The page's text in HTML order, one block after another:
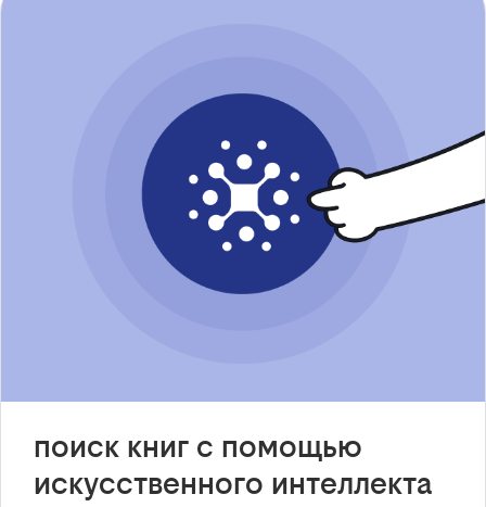
поиск книг с помощью
искусственного интеллекта